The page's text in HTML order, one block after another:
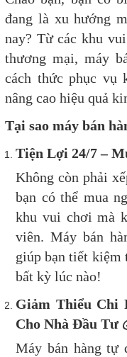
đang là xu hướng
nay? Từ các khu
thương mại, máy
cách thức phục vụ
nâng cao hiệu quả
Tại sao máy bán
Tiện Lợi 24/7 –
Không còn phải
bạn có thể mua
khu vui chơi mà
viên. Máy bán
giúp bạn tiết kiệm
bất kỳ lúc nào!
Giảm Thiểu Chi
Cho Nhà Đầu Tư
Máy bán hàng tự